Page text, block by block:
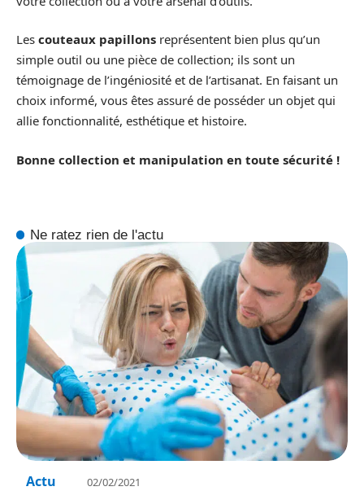
Les couteaux papillons représentent bien plus qu’un
simple outil ou une pièce de collection; ils sont un
témoignage de l’ingéniosité et de l’artisanat. En faisant un
choix informé, vous êtes assuré de posséder un objet qui
allie fonctionnalité, esthétique et histoire.
Bonne collection et manipulation en toute sécurité !
Ne ratez rien de l'actu
Actu 02/02/2021